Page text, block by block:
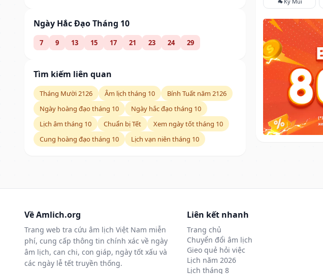
Ngày Hắc Đạo Tháng 10
7 9 13 15 17 21 23 24 29
Tìm kiếm liên quan
Tháng Mười 2126 Âm lịch tháng 10
Bính Tuất năm 2126
Ngày hoàng đạo tháng 10
Ngày hắc đạo tháng 10
Lịch âm tháng 10
Chuẩn bị Tết
Xem ngày tốt tháng 10
Cung hoàng đạo tháng 10
Lịch vạn niên tháng 10
Về Amlich.org
Trang web tra cứu âm lịch Việt Nam miễn
phí, cung cấp thông tin chính xác về ngày
âm lịch, can chi, con giáp, ngày tốt xấu và
các ngày lễ tết truyền thống.
Liên kết nhanh
Trang chủ
Chuyển đổi âm lịch
Gieo quẻ hỏi việc
Lịch năm 2026
Lịch tháng 8